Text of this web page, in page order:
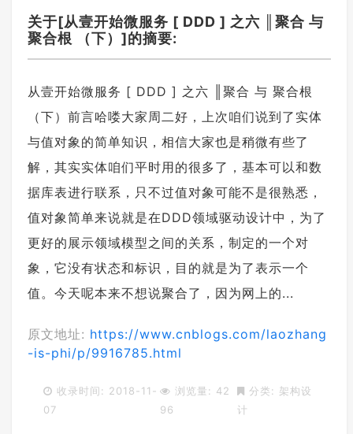
关于[从壹开始微服务 [ DDD ] 之六 ║聚合 与
聚合根 （下）]的摘要:
从壹开始微服务 [ DDD ] 之六 ║聚合 与 聚合根
（下）前言哈喽大家周二好，上次咱们说到了实体
与值对象的简单知识，相信大家也是稍微有些了
解，其实实体咱们平时用的很多了，基本可以和数
据库表进行联系，只不过值对象可能不是很熟悉，
值对象简单来说就是在DDD领域驱动设计中，为了
更好的展示领域模型之间的关系，制定的一个对
象，它没有状态和标识，目的就是为了表示一个
值。今天呢本来不想说聚合了，因为网上的...
原文地址: https://www.cnblogs.com/laozhang
-is-phi/p/9916785.html
收录时间: 2018-11-
07
浏览量: 42
96
分类: 架构设
计